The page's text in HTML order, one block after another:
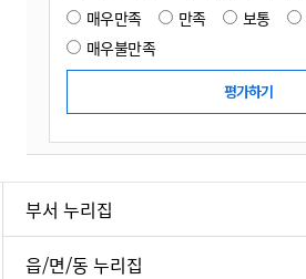
매우만족 만족 보통
매우불만족
부서 누리집
읍/면/동 누리집